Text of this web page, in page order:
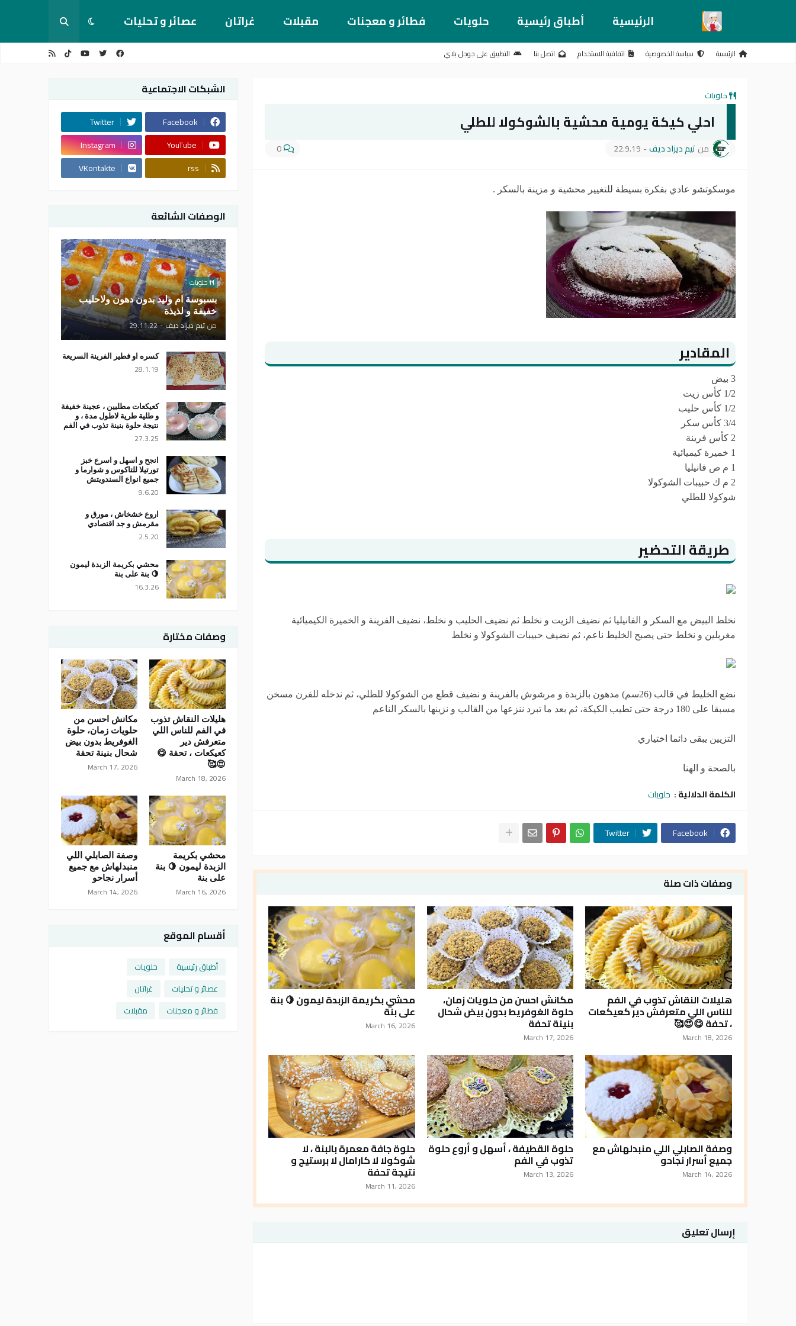
الرئيسية أطباق رئيسية حلويات فطائر و معجنات مقبلات غراتان عصائر و تحليات
الرئيسية سياسة الخصوصية اتفاقية الاستخدام اتصل بنا التطبيق على جوجل بلاي
حلويات
احلي كيكة يومية محشية بالشوكولا للطلي
من تيم ديزاد ديف-
22.9.19
0
موسكوتشو عادي بفكرة بسيطة للتغيير محشية و مزينة بالسكر .
المقادير
3 بيض
1/2 كأس زيت
1/2 كأس حليب
3/4 كأس سكر
2 كأس فرينة
1 خميرة كيميائية
1 م ص فانيليا
2 م ك حبيبات الشوكولا
شوكولا للطلي
طريقة التحضير
نخلط البيض مع السكر و الفانيليا ثم نضيف الزيت و نخلط ثم نضيف الحليب و نخلط، نضيف الفرينة و الخميرة الكيميائية
مغربلين و نخلط حتى يصبح الخليط ناعم، ثم نضيف حبيبات الشوكولا و نخلط
نضع الخليط في قالب (26سم) مدهون بالزبدة و مرشوش بالفرينة و نضيف قطع من الشوكولا للطلي، ثم ندخله للفرن مسخن
مسبقا على 180 درجة حتى تطيب الكيكة، ثم بعد ما تبرد ننزعها من القالب و نزينها بالسكر الناعم
التزيين يبقى دائما اختياري
بالصحة و الهنا
الكلمة الدلالية : حلويات
Facebook
Twitter
وصفات ذات صلة
هليلات النقاش تذوب في الفم
للناس اللي متعرفش دير كعيكعات
، تحفة 😋😍🥰
March 18, 2026
مكانش احسن من حلويات زمان،
حلوة الغوفريط بدون بيض شحال
بنينة تحفة
March 17, 2026
محشي بكريمة الزبدة ليمون 🍋 بنة
على بنة
March 16, 2026
وصفة الصابلي اللي منبدلهاش مع
جميع أسرار نجاحو
March 14, 2026
حلوة القطيفة ، أسهل و أروع حلوة
تذوب في الفم
March 13, 2026
حلوة جافة معمرة بالبنة ، لا
شوكولا لا كارامال لا برستيج و
نتيجة تحفة
March 11, 2026
إرسال تعليق
الشبكات الاجتماعية
Facebook
Twitter
YouTube
Instagram
rss
VKontakte
الوصفات الشائعة
حلويات
بسبوسة ام وليد بدون دهون ولاحليب
خفيفة و لذيذة
منتيم ديزاد ديف-
29.11.22
كسره او فطير الفرينة السريعة
28.1.19
كعيكعات مطليين ، عجينة خفيفة
و طلية طرية لاطول مدة ، و
نتيجة حلوة بنينة تذوب في الفم
27.3.25
انجح و اسهل و اسرع خبز
تورتيلا للتاكوس و شوارما و
جميع انواع السندويتش
9.6.20
اروع خشخاش ، مورق و
مقرمش و جد اقتصادي
2.5.20
محشي بكريمة الزبدة ليمون
🍋 بنة على بنة
16.3.26
وصفات مختارة
هليلات النقاش تذوب
في الفم للناس اللي
متعرفش دير
كعيكعات ، تحفة 😋
😍🥰
March 18, 2026
مكانش احسن من
حلويات زمان، حلوة
الغوفريط بدون بيض
شحال بنينة تحفة
March 17, 2026
محشي بكريمة
الزبدة ليمون 🍋 بنة
على بنة
March 16, 2026
وصفة الصابلي اللي
منبدلهاش مع جميع
أسرار نجاحو
March 14, 2026
أقسام الموقع
أطباق رئيسية
حلويات
عصائر و تحليات
غراتان
فطائر و معجنات
مقبلات